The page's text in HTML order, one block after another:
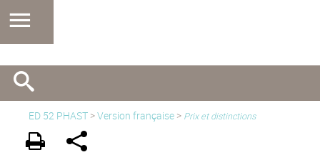
ED 52 PHAST >Version française > Prix et distinctions